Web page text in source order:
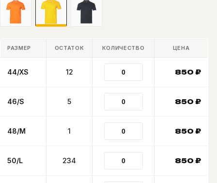
РАЗМЕР ОСТАТОК КОЛИЧЕСТВО ЦЕНА
44/XS 12 850 ₽
46/S 5 850 ₽
48/M 1 850 ₽
50/L 234 850 ₽